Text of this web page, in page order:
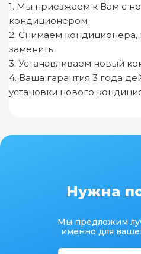
1. Мы приезжаем к Вам с
кондиционером
2. Снимаем кондиционера,
заменить
3. Устанавливаем новый
4. Ваша гарантия 3 года
установки нового
Нужна
Мы предложим
именно для